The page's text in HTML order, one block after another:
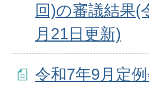
回)の審議結果(
月21日更新)
令和7年9月定